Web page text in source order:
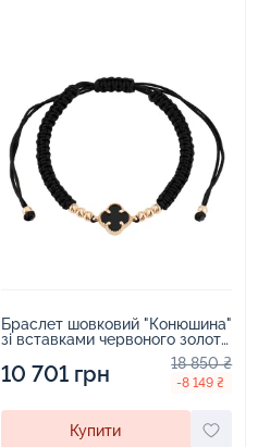
Браслет шовковий "Конюшина"
зі вставками червоного золота
10 701 грн 18 850 ₴
-8 149 ₴
Купити